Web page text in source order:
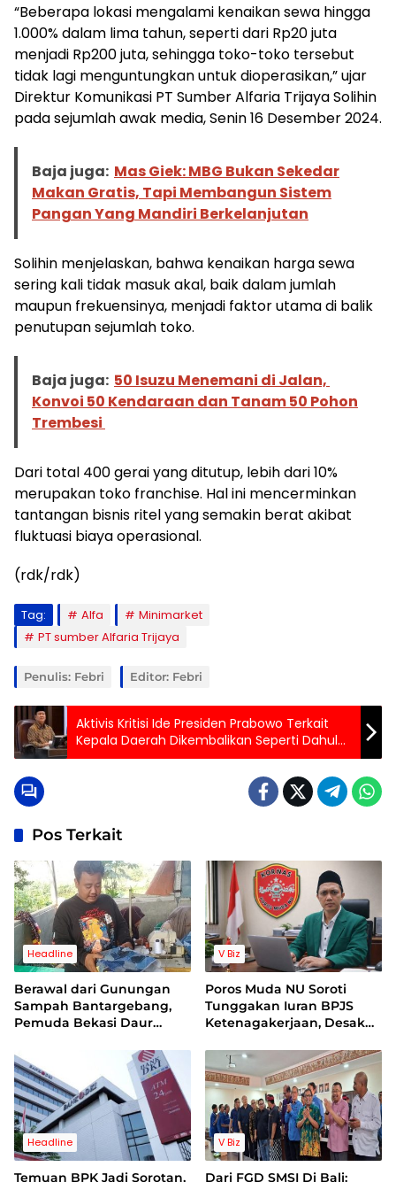
“Beberapa lokasi mengalami kenaikan sewa hingga
1.000% dalam lima tahun, seperti dari Rp20 juta
menjadi Rp200 juta, sehingga toko-toko tersebut
tidak lagi menguntungkan untuk dioperasikan,” ujar
Direktur Komunikasi PT Sumber Alfaria Trijaya Solihin
pada sejumlah awak media, Senin 16 Desember 2024.
Baja juga: Mas Giek: MBG Bukan Sekedar
Makan Gratis, Tapi Membangun Sistem
Pangan Yang Mandiri Berkelanjutan
Solihin menjelaskan, bahwa kenaikan harga sewa
sering kali tidak masuk akal, baik dalam jumlah
maupun frekuensinya, menjadi faktor utama di balik
penutupan sejumlah toko.
Baja juga: 50 Isuzu Menemani di Jalan,
Konvoi 50 Kendaraan dan Tanam 50 Pohon
Trembesi
Dari total 400 gerai yang ditutup, lebih dari 10%
merupakan toko franchise. Hal ini mencerminkan
tantangan bisnis ritel yang semakin berat akibat
fluktuasi biaya operasional.
(rdk/rdk)
Tag: Alfa
Minimarket
PT sumber Alfaria Trijaya
Penulis: Febri Editor: Febri
Aktivis Kritisi Ide Presiden Prabowo Terkait
Kepala Daerah Dikembalikan Seperti Dahulu
Melalui DPRD
Pos Terkait
Headline
Berawal dari Gunungan
Sampah Bantargebang,
Pemuda Bekasi Daur
Raup Puluhan Juta dan
Tembus Pasar Jepang
Serta Inggris
V Biz
Poros Muda NU Soroti
Tunggakan Iuran BPJS
Ketenagakerjaan, Desak
Headline
Temuan BPK Jadi Sorotan,
V Biz
Dari FGD SMSI Di Bali: